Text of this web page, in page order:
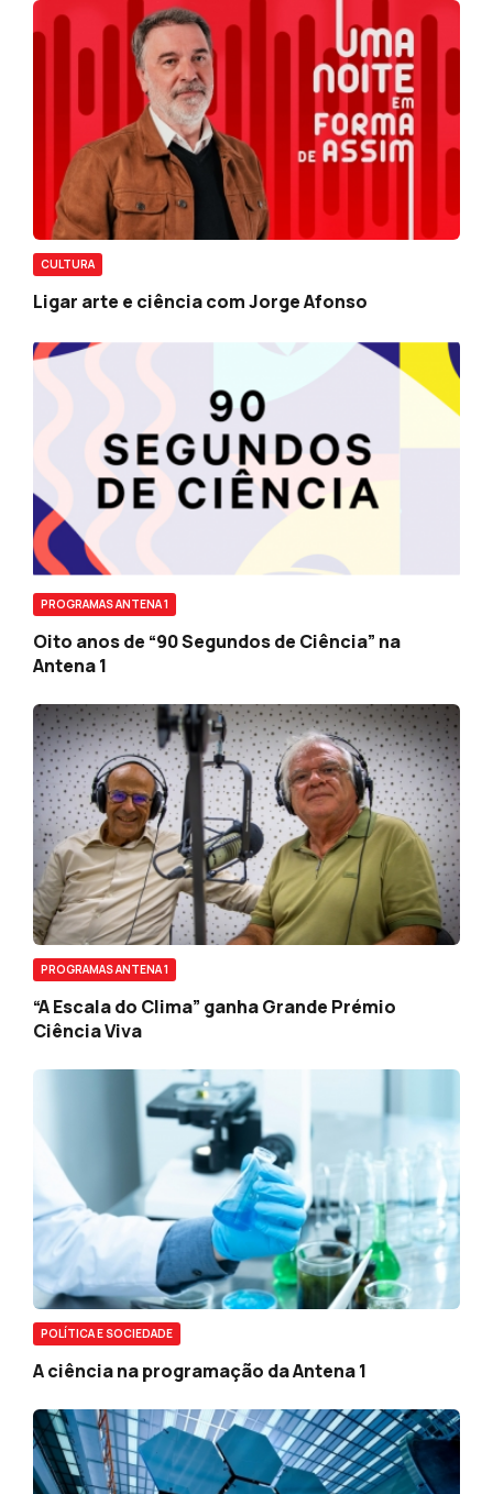
CULTURA
Ligar arte e ciência com Jorge Afonso
PROGRAMAS ANTENA 1
Oito anos de “90 Segundos de Ciência” na
Antena 1
PROGRAMAS ANTENA 1
“A Escala do Clima” ganha Grande Prémio
Ciência Viva
POLÍTICA E SOCIEDADE
A ciência na programação da Antena 1